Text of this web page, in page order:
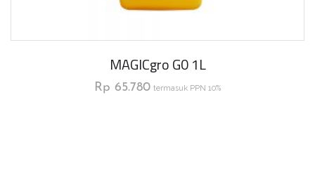
MAGICgro G0 1L
Rp 65.780 termasuk PPN 10%